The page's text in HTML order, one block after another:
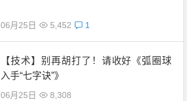
06月25日 5,452 1
【技术】别再胡打了！请收好《弧圈球
入手“七字诀”》
06月25日 8,308